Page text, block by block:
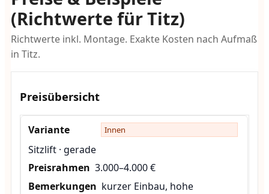
(Richtwerte für Titz)
Richtwerte inkl. Montage. Exakte Kosten nach Aufmaß
in Titz.
Preisübersicht
Innen
Sitzlift · gerade
3.000–4.000 €
kurzer Einbau, hohe